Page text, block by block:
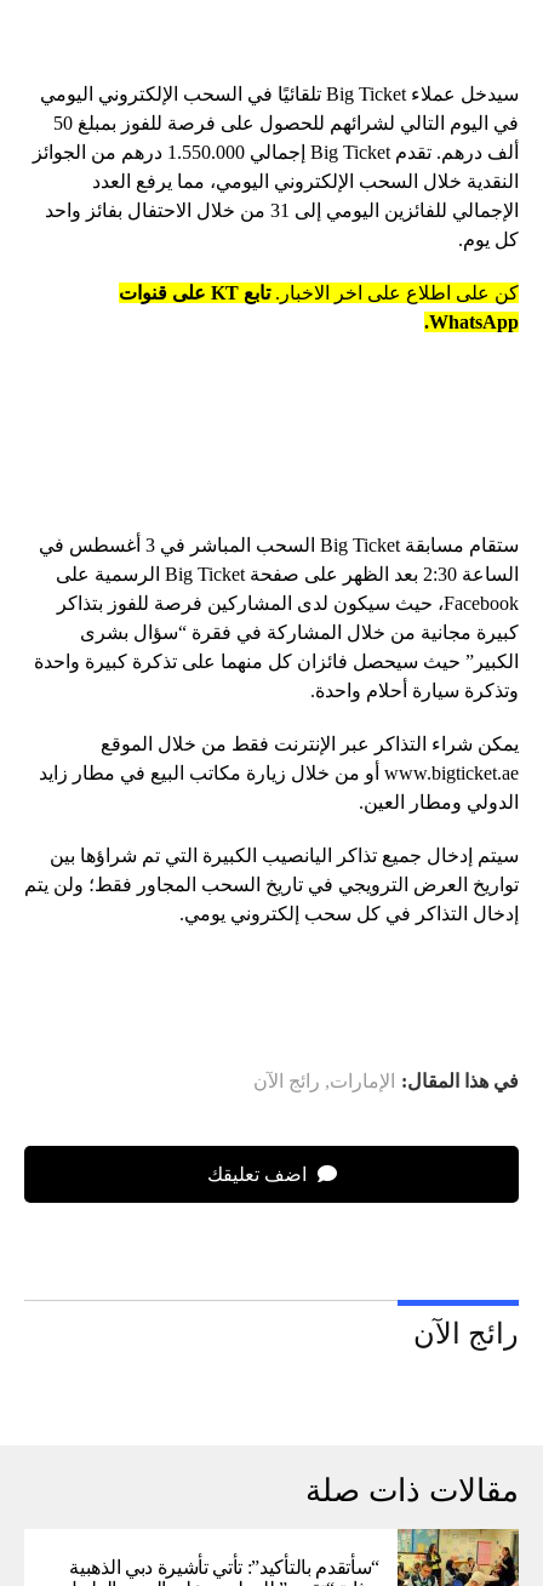
سيدخل عملاء Big Ticket تلقائيًا في السحب الإلكتروني اليومي
في اليوم التالي لشرائهم للحصول على فرصة للفوز بمبلغ 50
ألف درهم. تقدم Big Ticket إجمالي 1.550.000 درهم من الجوائز
النقدية خلال السحب الإلكتروني اليومي، مما يرفع العدد
الإجمالي للفائزين اليومي إلى 31 من خلال الاحتفال بفائز واحد
كل يوم.
كن على اطلاع على اخر الاخبار.
تابع KT على قنوات
WhatsApp.
ستقام مسابقة Big Ticket السحب المباشر في 3 أغسطس في
الساعة 2:30 بعد الظهر على صفحة Big Ticket الرسمية على
Facebook، حيث سيكون لدى المشاركين فرصة للفوز بتذاكر
كبيرة مجانية من خلال المشاركة في فقرة “سؤال بشرى
الكبير” حيث سيحصل فائزان كل منهما على تذكرة كبيرة واحدة
وتذكرة سيارة أحلام واحدة.
يمكن شراء التذاكر عبر الإنترنت فقط من خلال الموقع
www.bigticket.ae أو من خلال زيارة مكاتب البيع في مطار زايد
الدولي ومطار العين.
سيتم إدخال جميع تذاكر اليانصيب الكبيرة التي تم شراؤها بين
تواريخ العرض الترويجي في تاريخ السحب المجاور فقط؛ ولن يتم
إدخال التذاكر في كل سحب إلكتروني يومي.
في هذا المقال: الإمارات, رائج الآن
اضف تعليقك
رائج الآن
مقالات ذات صلة
“سأتقدم بالتأكيد”: تأتي تأشيرة دبي الذهبية